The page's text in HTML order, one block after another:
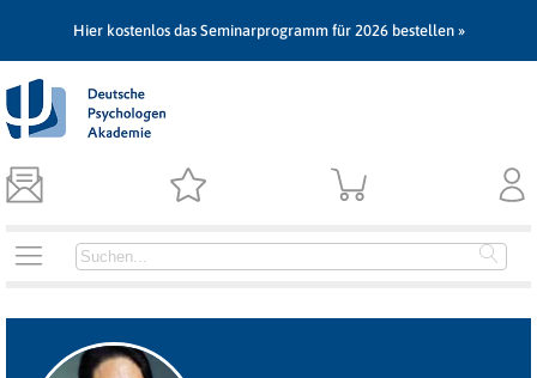
Hier kostenlos das Seminarprogramm für 2026 bestellen »